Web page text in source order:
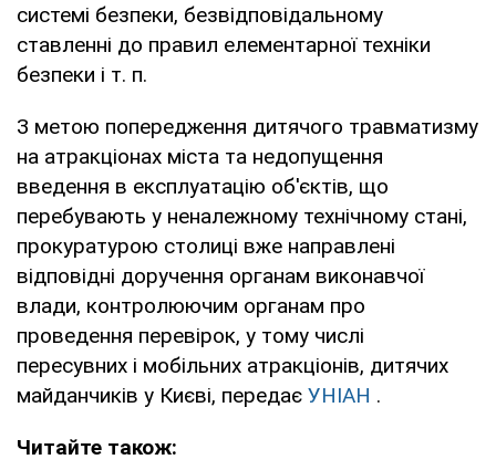
системі безпеки, безвідповідальному
ставленні до правил елементарної техніки
безпеки і т. п.
З метою попередження дитячого травматизму
на атракціонах міста та недопущення
введення в експлуатацію об'єктів, що
перебувають у неналежному технічному стані,
прокуратурою столиці вже направлені
відповідні доручення органам виконавчої
влади, контролюючим органам про
проведення перевірок, у тому числі
пересувних і мобільних атракціонів, дитячих
майданчиків у Києві, передає УНІАН .
Читайте також: